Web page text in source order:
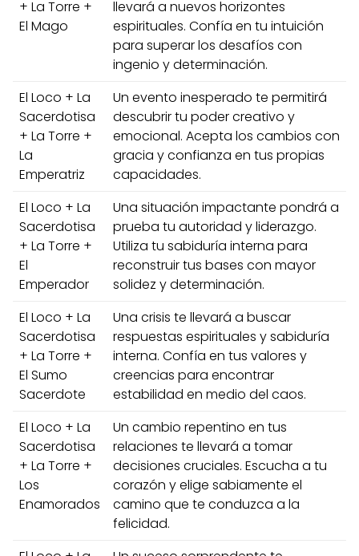
+ La Torre +
El Mago
llevará a nuevos horizontes
espirituales. Confía en tu intuición
para superar los desafíos con
ingenio y determinación.
El Loco + La
Sacerdotisa
+ La Torre +
La
Emperatriz
Un evento inesperado te permitirá
descubrir tu poder creativo y
emocional. Acepta los cambios con
gracia y confianza en tus propias
capacidades.
El Loco + La
Sacerdotisa
+ La Torre +
El
Emperador
Una situación impactante pondrá a
prueba tu autoridad y liderazgo.
Utiliza tu sabiduría interna para
reconstruir tus bases con mayor
solidez y determinación.
El Loco + La
Sacerdotisa
+ La Torre +
El Sumo
Sacerdote
Una crisis te llevará a buscar
respuestas espirituales y sabiduría
interna. Confía en tus valores y
creencias para encontrar
estabilidad en medio del caos.
El Loco + La
Sacerdotisa
+ La Torre +
Los
Enamorados
Un cambio repentino en tus
relaciones te llevará a tomar
decisiones cruciales. Escucha a tu
corazón y elige sabiamente el
camino que te conduzca a la
felicidad.